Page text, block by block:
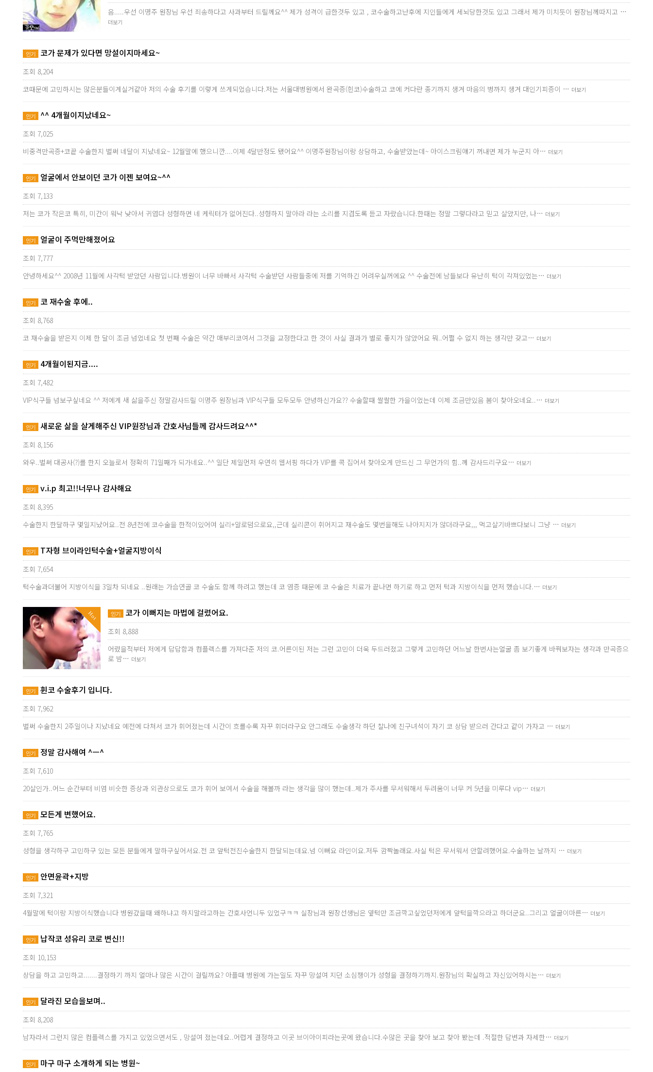
음.....우선 이명주 원장님 우선 죄송하다고 사과부터 드릴께요^^ 제가 성격이 급한것두 있고 , 코수술하고난후에 지인들에게 세뇌당한것도 있고 그래서 제가 미치듯이 원장님께따지고 …
더보기
인기 코가 문제가 있다면 망설이지마세요~
조회 8,204
코때문에 고민하시는 많은분들이계실거같아 저의 수술 후기를 이렇게 쓰게되었습니다.저는 서울대병원에서 완곡증(흰코)수술하고 코에 커다란 종기까지 생겨 마음의 병까지 생겨 대인기피증이 … 더보기
인기 ^^ 4개월이지났네요~
조회 7,025
비중격만곡증+코끝 수술한지 벌써 네달이 지났네요~ 12월말에 했으니깐....이제 4달반정도 됐어요^^ 이명주원장님이랑 상담하고, 수술받았는데~ 아이스크림얘기 꺼내면 제가 누군지 아… 더보기
인기 얼굴에서 안보이던 코가 이젠 보여요~^^
조회 7,133
저는 코가 작은코 특히, 미간이 워낙 낮아서 귀엽다 성형하면 네 케릭터가 없어진다..성형하지 말아라 라는 소리를 지겹도록 듣고 자랐습니다.한때는 정말 그렇다라고 믿고 살았지만, 나… 더보기
인기 얼굴이 주먹만해졌어요
조회 7,777
안녕하세요^^ 2008년 11월에 사각턱 받았던 사람입니다.병원이 너무 바빠서 사각턱 수술받던 사람들중에 저를 기억하긴 어려우실꺼에요 ^^ 수술전에 남들보다 유난히 턱이 각져있었는… 더보기
인기 코 재수술 후에..
조회 8,768
코 재수술을 받은지 이제 한 달이 조금 넘었네요 첫 번째 수술은 약간 매부리코여서 그것을 교정한다고 한 것이 사실 결과가 별로 좋지가 않았어요 뭐..어쩔 수 없지 하는 생각만 갖고… 더보기
인기 4개월이된지금....
조회 7,482
VIP식구들 넘보구싶네요 ^^ 저에게 새 삶을주신 정말감사드릴 이명주 원장님과 VIP식구들 모두모두 안녕하신가요?? 수술할때 쌀쌀한 가을이었는데 이제 조금만있음 봄이 찾아오네요..… 더보기
인기 새로운 삶을 살게해주신 VIP원장님과 간호사님들께 감사드려요^^*
조회 8,156
와우..벌써 대공사(?)를 한지 오늘로서 정확히 71일째가 되가네요..^^ 일단 제일먼저 우연히 웹서핑 하다가 VIP를 콕 집어서 찾아오게 만드신 그 무언가의 힘..께 감사드리구요… 더보기
인기 v.i.p 최고!!너무나 감사해요
조회 8,395
수술한지 한달하구 몇일지났어요..전 8년전에 코수술을 한적이있어여 실리+알로덤으로요,,근데 실리콘이 휘어지고 재수술도 몇번을해도 나아지지가 않더라구요,,, 먹고살기바쁘다보니 그냥 … 더보기
인기 T자형 브이라인턱수술+얼굴지방이식
조회 7,654
턱수술과더불어 지방이식을 3일차 되네요 ..원래는 가슴연골 코 수술도 함께 하려고 했는데 코 염증 때문에 코 수술은 치료가 끝나면 하기로 하고 먼저 턱과 지방이식을 먼저 했습니다.… 더보기
Hot 인기 코가 이뻐지는 마법에 걸렸어요.
조회 8,888
어렸을적부터 저에게 답답함과 컴플렉스를 가져다준 저의 코.어른이된 저는 그런 고민이 더욱 두드러졌고 그렇게 고민하던 어느날 한번사는얼굴 좀 보기좋게 바꿔보자는 생각과 만곡증으
로 밤… 더보기
인기 휜코 수술후기 입니다.
조회 7,962
벌써 수술한지 2주일이나 지났네요 예전에 다쳐서 코가 휘어졌는데 시간이 흐를수록 자꾸 휘더라구요 안그래도 수술생각 하던 찰나에 친구녀석이 자기 코 상담 받으러 간다고 같이 가자고 … 더보기
인기 정말 감사해여 ^ㅡ^
조회 7,610
20살인가..어느 순간부터 비염 비슷한 증상과 외관상으로도 코가 휘어 보여서 수술을 해볼까 라는 생각을 많이 했는데..제가 주사를 무서워해서 두려움이 너무 커 5년을 미루다 vip… 더보기
인기 모든게 변했어요.
조회 7,765
성형을 생각하구 고민하구 있는 모든 분들에게 말하구싶어서요.전 코 앞턱전진수술한지 한달되는데요.넘 이뻐요 라인이요.저두 깜짝놀래요.사실 턱은 무서워서 안할려했어요.수술하는 날까지 … 더보기
인기 안면윤곽+지방
조회 7,321
4월말에 턱이랑 지방이식했습니다 병원갔을때 왜하냐고 하지말라고하는 간호사언니두 있었구ㅋㅋ 실장님과 원장선생님은 옆턱만 조금깍고싶었던저에게 앞턱을깍으라고 하더군요..그리고 얼굴이마른… 더보기
인기 납작코 성유리 코로 변신!!
조회 10,153
상담을 하고 고민하고.......결정하기 까지 얼마나 많은 시간이 걸릴까요? 아플때 병원에 가는일도 자꾸 망설여 지던 소심쟁이가 성형을 결정하기까지.원장님의 확실하고 자신있어하시는… 더보기
인기 달라진 모습을보며..
조회 8,208
남자라서 그런지 많은 컴플렉스를 가지고 있었으면서도 , 망설여 졌는데요..어렵게 결정하고 이곳 브이아이피라는곳에 왔습니다.수많은 곳을 찾아 보고 찾아 봤는데 .적절한 답변과 자세한… 더보기
인기 마구 마구 소개하게 되는 병원~